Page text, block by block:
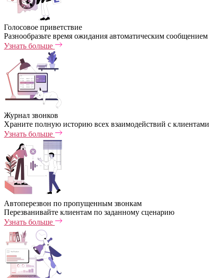
Голосовое приветствие
Разнообразьте время ожидания автоматическим сообщением
Узнать больше
Журнал звонков
Храните полную историю всех взаимодействий с клиентами
Узнать больше
Автоперезвон по пропущенным звонкам
Перезванивайте клиентам по заданному сценарию
Узнать больше